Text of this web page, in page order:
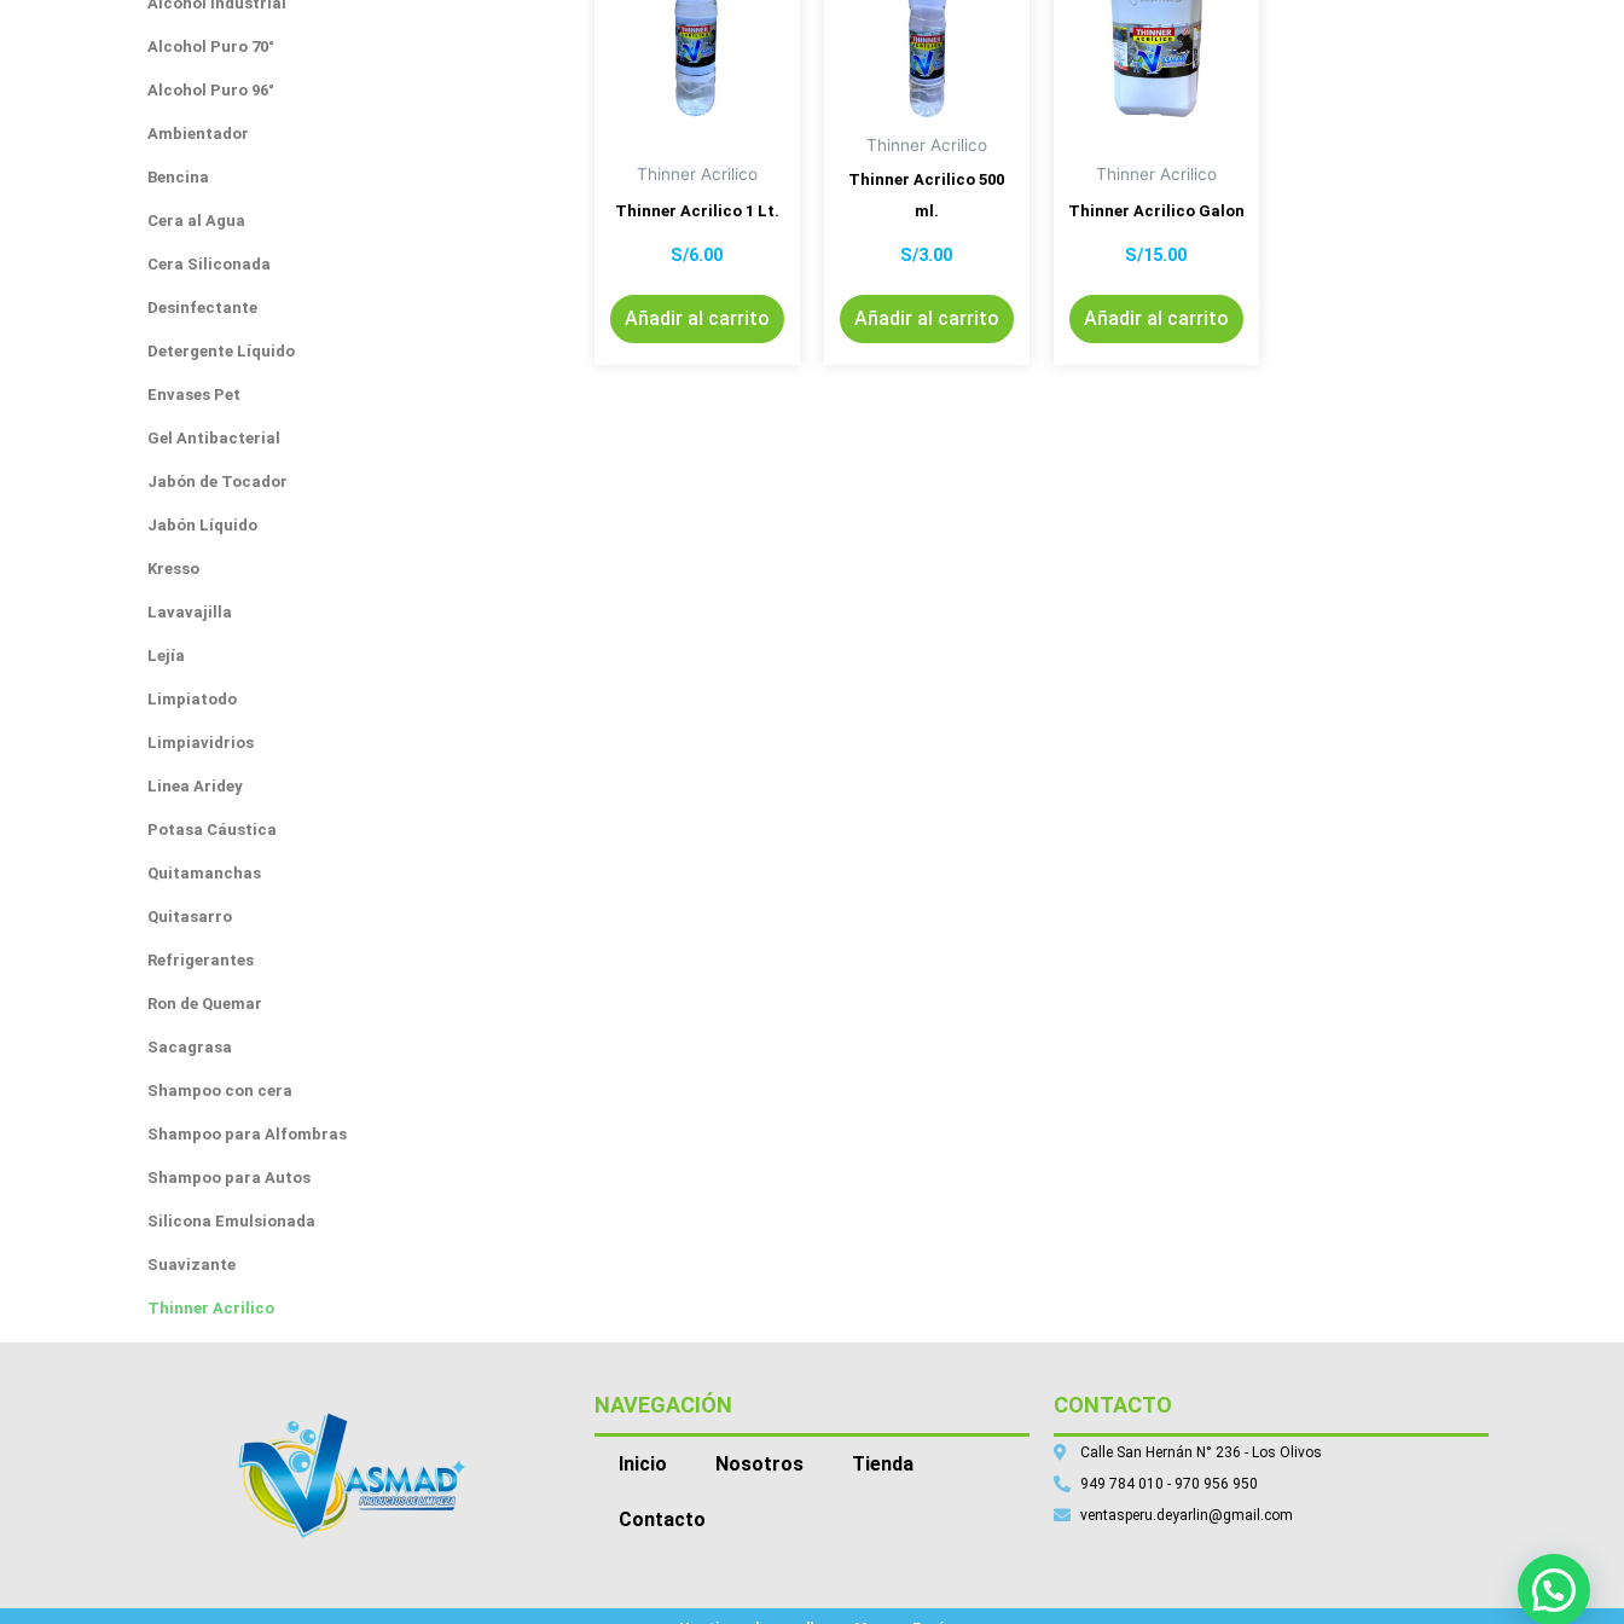
Alcohol Puro 70°
Alcohol Puro 96°
Ambientador
Bencina
Cera al Agua
Cera Siliconada
Desinfectante
Detergente Líquido
Envases Pet
Gel Antibacterial
Jabón de Tocador
Jabón Líquido
Kresso
Lavavajilla
Lejía
Limpiatodo
Limpiavidrios
Linea Aridey
Potasa Cáustica
Quitamanchas
Quitasarro
Refrigerantes
Ron de Quemar
Sacagrasa
Shampoo con cera
Shampoo para Alfombras
Shampoo para Autos
Silicona Emulsionada
Suavizante
Thinner Acrilico
Thinner Acrilico
Thinner Acrilico 1 Lt.
S/6.00
Añadir al carrito
Thinner Acrilico
Thinner Acrilico 500
ml.
S/3.00
Añadir al carrito
Thinner Acrilico
Thinner Acrilico Galon
S/15.00
Añadir al carrito
NAVEGACIÓN
Inicio Nosotros Tienda
Contacto
CONTACTO
Calle San Hernán N° 236 - Los Olivos
949 784 010 - 970 956 950
ventasperu.deyarlin@gmail.com